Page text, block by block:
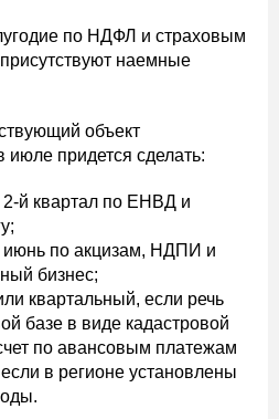
по НДФЛ и страховым
наемные
объект
июле придется сделать:
2-й квартал по ЕНВД и
июнь по акцизам, НДПИ и
бизнес;
квартальный, если речь
базе в виде кадастровой
по авансовым платежам
в регионе установлены